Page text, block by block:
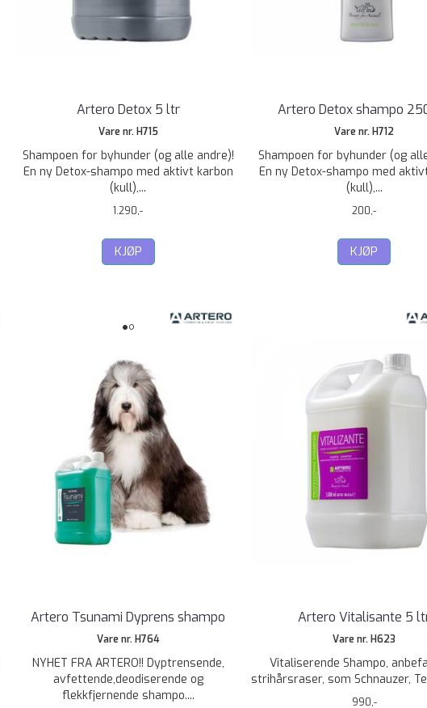
Artero Detox 5 ltr
Vare nr. H715
Shampoen for byhunder (og alle andre)!
En ny Detox-shampo med aktivt karbon
(kull),...
1.290,-
KJØP
Artero Detox shampo
Vare nr. H712
Shampoen for byhunder (og
En ny Detox-shampo med
(kull),...
200,-
KJØP
Artero Tsunami Dyprens shampo
Vare nr. H764
NYHET FRA ARTERO!! Dyptrensende,
avfettende,deodiserende og
flekkfjernende shampo....
Artero Vitalisante 5
Vare nr. H623
Vitaliserende Shampo,
strihårsraser, som Schnauzer,
990,-